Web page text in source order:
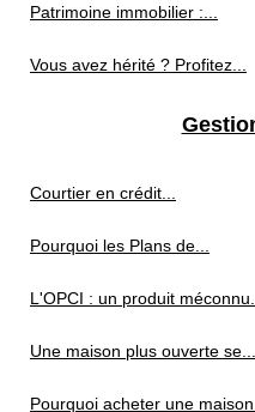
Patrimoine immobilier :...
Vous avez hérité ? Profitez...
Courtier en crédit...
Pourquoi les Plans de...
L'OPCI : un produit méconnu...
Une maison plus ouverte se...
Pourquoi acheter une